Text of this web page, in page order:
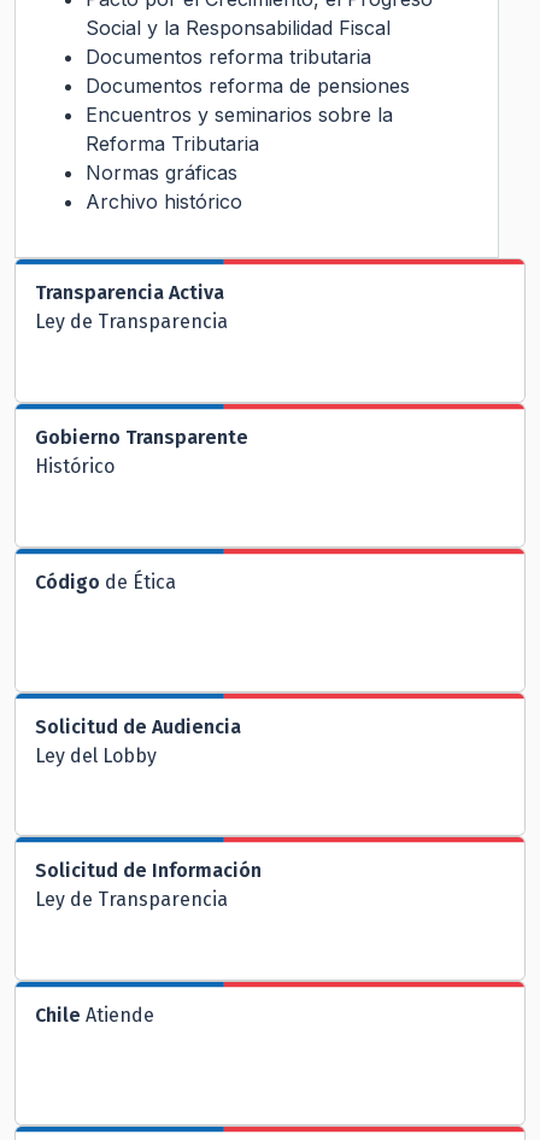
Social y la Responsabilidad Fiscal
Documentos reforma tributaria
Documentos reforma de pensiones
Encuentros y seminarios sobre la
Reforma Tributaria
Normas gráficas
Archivo histórico
Transparencia Activa
Ley de Transparencia
Gobierno Transparente
Histórico
Código de Ética
Solicitud de Audiencia
Ley del Lobby
Solicitud de Información
Ley de Transparencia
Chile Atiende